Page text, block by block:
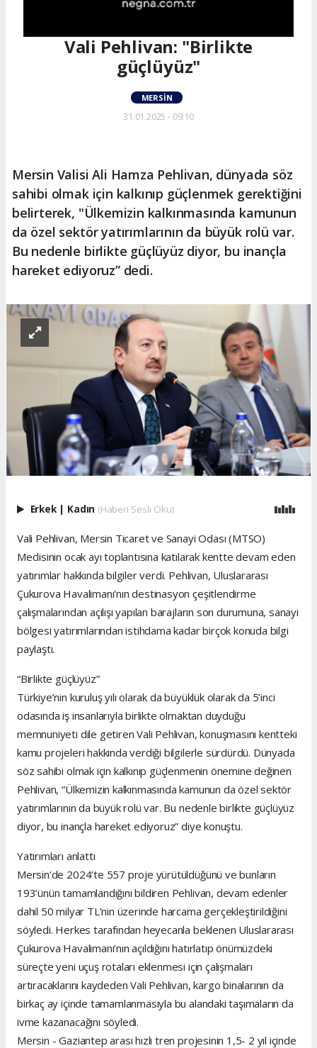
Vali Pehlivan: "Birlikte
güçlüyüz"
MERSIN
31.01.2025 - 09:10
Mersin Valisi Ali Hamza Pehlivan, dünyada söz
sahibi olmak için kalkınıp güçlenmek gerektiğini
belirterek, "Ülkemizin kalkınmasında kamunun
da özel sektör yatırımlarının da büyük rolü var.
Bu nedenle birlikte güçlüyüz diyor, bu inançla
hareket ediyoruz” dedi.
Erkek | Kadın (Haberi Sesli Oku)
Vali Pehlivan, Mersin Ticaret ve Sanayi Odası (MTSO)
Meclisinin ocak ayı toplantısına katılarak kentte devam eden
yatırımlar hakkında bilgiler verdi. Pehlivan, Uluslararası
Çukurova Havalimanı'nın destinasyon çeşitlendirme
çalışmalarından açılışı yapılan barajların son durumuna, sanayi
bölgesi yatırımlarından istihdama kadar birçok konuda bilgi
paylaştı.
“Birlikte güçlüyüz”
Türkiye’nin kuruluş yılı olarak da büyüklük olarak da 5’inci
odasında iş insanlarıyla birlikte olmaktan duyduğu
memnuniyeti dile getiren Vali Pehlivan, konuşmasını kentteki
kamu projeleri hakkında verdiği bilgilerle sürdürdü. Dünyada
söz sahibi olmak için kalkınıp güçlenmenin önemine değinen
Pehlivan, “Ülkemizin kalkınmasında kamunun da özel sektör
yatırımlarının da büyük rolü var. Bu nedenle birlikte güçlüyüz
diyor, bu inançla hareket ediyoruz” diye konuştu.
Yatırımları anlattı
Mersin’de 2024’te 557 proje yürütüldüğünü ve bunların
193’ünün tamamlandığını bildiren Pehlivan, devam edenler
dahil 50 milyar TL’nin üzerinde harcama gerçekleştirildiğini
söyledi. Herkes tarafından heyecanla beklenen Uluslararası
Çukurova Havalimanı’nın açıldığını hatırlatıp önümüzdeki
süreçte yeni uçuş rotaları eklenmesi için çalışmaları
artıracaklarını kaydeden Vali Pehlivan, kargo binalarının da
birkaç ay içinde tamamlanmasıyla bu alandaki taşımaların da
ivme kazanacağını söyledi.
Mersin - Gaziantep arası hızlı tren projesinin 1,5- 2 yıl içinde